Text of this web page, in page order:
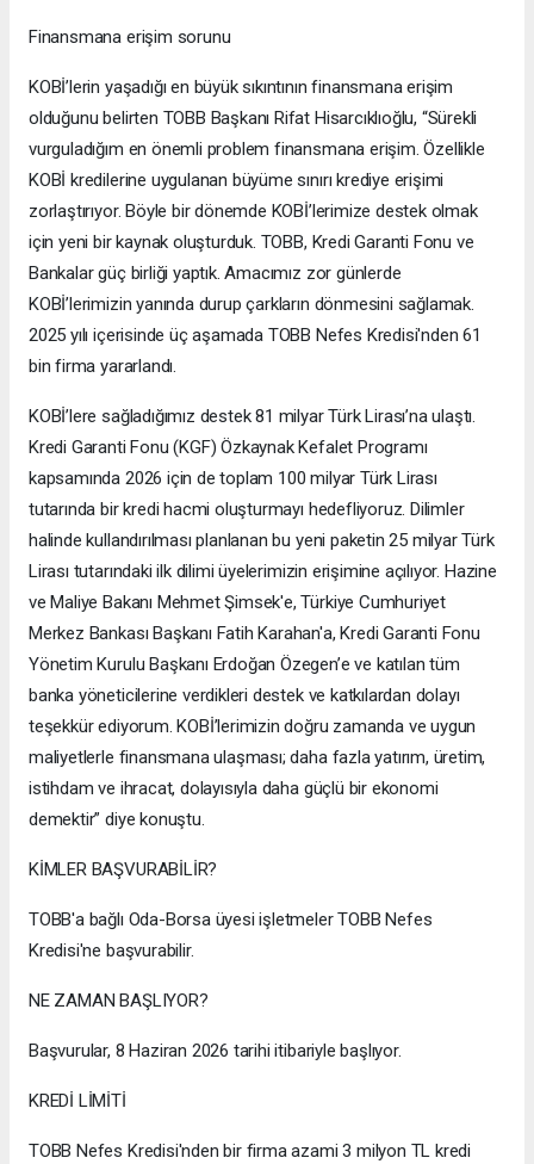
Finansmana erişim sorunu
KOBİ’lerin yaşadığı en büyük sıkıntının finansmana erişim
olduğunu belirten TOBB Başkanı Rifat Hisarcıklıoğlu, “Sürekli
vurguladığım en önemli problem finansmana erişim. Özellikle
KOBİ kredilerine uygulanan büyüme sınırı krediye erişimi
zorlaştırıyor. Böyle bir dönemde KOBİ’lerimize destek olmak
için yeni bir kaynak oluşturduk. TOBB, Kredi Garanti Fonu ve
Bankalar güç birliği yaptık. Amacımız zor günlerde
KOBİ’lerimizin yanında durup çarkların dönmesini sağlamak.
2025 yılı içerisinde üç aşamada TOBB Nefes Kredisi'nden 61
bin firma yararlandı.
KOBİ’lere sağladığımız destek 81 milyar Türk Lirası’na ulaştı.
Kredi Garanti Fonu (KGF) Özkaynak Kefalet Programı
kapsamında 2026 için de toplam 100 milyar Türk Lirası
tutarında bir kredi hacmi oluşturmayı hedefliyoruz. Dilimler
halinde kullandırılması planlanan bu yeni paketin 25 milyar Türk
Lirası tutarındaki ilk dilimi üyelerimizin erişimine açılıyor. Hazine
ve Maliye Bakanı Mehmet Şimsek'e, Türkiye Cumhuriyet
Merkez Bankası Başkanı Fatih Karahan'a, Kredi Garanti Fonu
Yönetim Kurulu Başkanı Erdoğan Özegen’e ve katılan tüm
banka yöneticilerine verdikleri destek ve katkılardan dolayı
teşekkür ediyorum. KOBİ’lerimizin doğru zamanda ve uygun
maliyetlerle finansmana ulaşması; daha fazla yatırım, üretim,
istihdam ve ihracat, dolayısıyla daha güçlü bir ekonomi
demektir” diye konuştu.
KİMLER BAŞVURABİLİR?
TOBB'a bağlı Oda-Borsa üyesi işletmeler TOBB Nefes
Kredisi'ne başvurabilir.
NE ZAMAN BAŞLIYOR?
Başvurular, 8 Haziran 2026 tarihi itibariyle başlıyor.
KREDİ LİMİTİ
TOBB Nefes Kredisi'nden bir firma azami 3 milyon TL kredi